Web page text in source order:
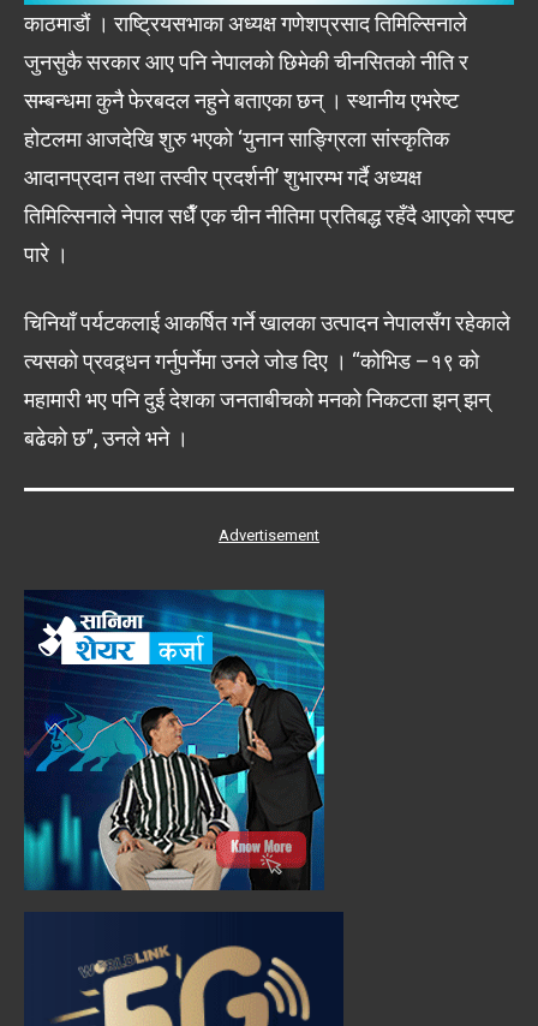
काठमाडौं । राष्ट्रियसभाका अध्यक्ष गणेशप्रसाद तिमिल्सिनाले
जुनसुकै सरकार आए पनि नेपालको छिमेकी चीनसितको नीति र
सम्बन्धमा कुनै फेरबदल नहुने बताएका छन् । स्थानीय एभरेष्ट
होटलमा आजदेखि शुरु भएको ‘युनान साङ्ग्रिला सांस्कृतिक
आदानप्रदान तथा तस्वीर प्रदर्शनी’ शुभारम्भ गर्दै अध्यक्ष
तिमिल्सिनाले नेपाल सधैँ एक चीन नीतिमा प्रतिबद्ध रहँदै आएको स्पष्ट
पारे ।
चिनियाँ पर्यटकलाई आकर्षित गर्ने खालका उत्पादन नेपालसँग रहेकाले
त्यसको प्रवद्र्धन गर्नुपर्नेमा उनले जोड दिए । “कोभिड –१९ को
महामारी भए पनि दुई देशका जनताबीचको मनको निकटता झन् झन्
बढेको छ”, उनले भने ।
Advertisement